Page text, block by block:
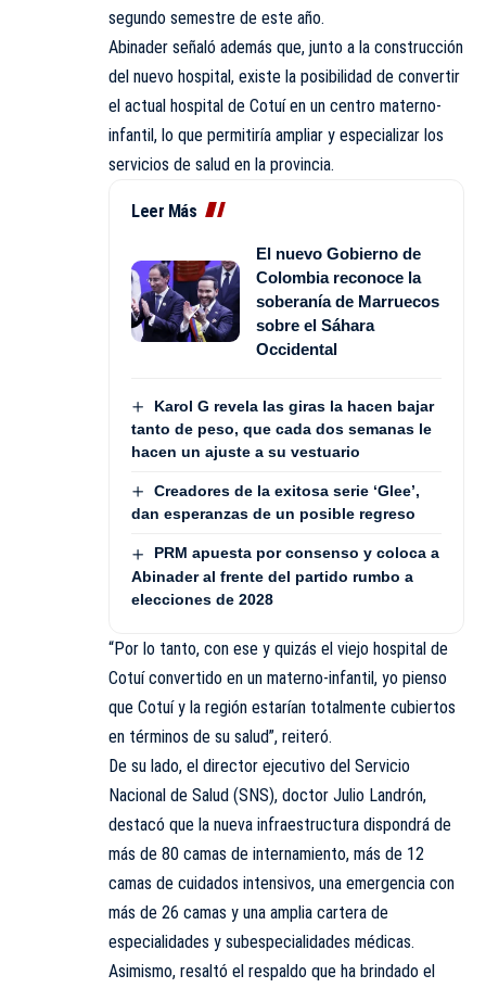
segundo semestre de este año.
Abinader señaló además que, junto a la construcción
del nuevo hospital, existe la posibilidad de convertir
el actual hospital de Cotuí en un centro materno-
infantil, lo que permitiría ampliar y especializar los
servicios de salud en la provincia.
Leer Más
El nuevo Gobierno de
Colombia reconoce la
soberanía de Marruecos
sobre el Sáhara
Occidental
Karol G revela las giras la hacen bajar
tanto de peso, que cada dos semanas le
hacen un ajuste a su vestuario
Creadores de la exitosa serie ‘Glee’,
dan esperanzas de un posible regreso
PRM apuesta por consenso y coloca a
Abinader al frente del partido rumbo a
elecciones de 2028
“Por lo tanto, con ese y quizás el viejo hospital de
Cotuí convertido en un materno-infantil, yo pienso
que Cotuí y la región estarían totalmente cubiertos
en términos de su salud”, reiteró.
De su lado, el director ejecutivo del Servicio
Nacional de Salud (SNS), doctor Julio Landrón,
destacó que la nueva infraestructura dispondrá de
más de 80 camas de internamiento, más de 12
camas de cuidados intensivos, una emergencia con
más de 26 camas y una amplia cartera de
especialidades y subespecialidades médicas.
Asimismo, resaltó el respaldo que ha brindado el